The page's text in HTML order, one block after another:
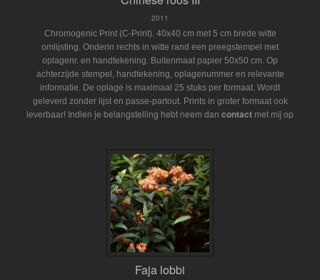
2011
Chromogenic Print (C-Print). 40x40 cm met 5 cm brede witte
omlijsting. Onderin rechts in witte rand een preegstempel met
oplagenr. en handtekening. Buitenmaat papier 50x50 cm. Op
achterzijde stempel, handtekening, oplagenummer en relevante
informatie. De oplage is maximaal 25 stuks per formaat. Wordt
geleverd zonder lijst en passe-partout. Prints in groter formaat ook
leverbaar! Indien je belangstelling hebt neem dan contact met mij op
Faja lobbi